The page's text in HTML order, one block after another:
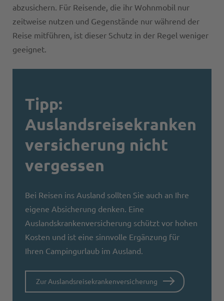
abzusichern. Für Reisende, die ihr Wohnmobil nur
zeitweise nutzen und Gegenstände nur während der
Reise mitführen, ist dieser Schutz in der Regel weniger
geeignet.
Tipp:
Auslandsreisekranken
versicherung nicht
vergessen
Bei Reisen ins Ausland sollten Sie auch an Ihre
eigene Absicherung denken. Eine
Auslandskrankenversicherung schützt vor hohen
Kosten und ist eine sinnvolle Ergänzung für
Ihren Campingurlaub im Ausland.
Zur Auslandsreisekrankenversicherung